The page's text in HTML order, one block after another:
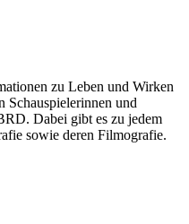
zu Leben und Wirken
Schauspielerinnen und
Dabei gibt es zu jedem
sowie deren Filmografie.